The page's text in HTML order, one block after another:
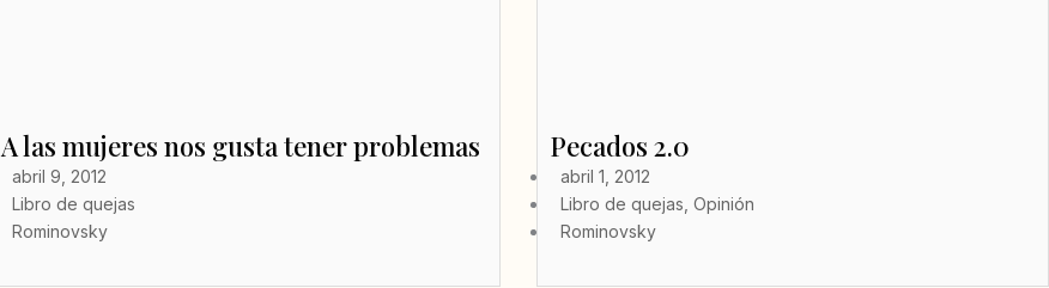
A las mujeres nos gusta tener problemas
abril 9, 2012
Libro de quejas
Rominovsky
Pecados 2.0
abril 1, 2012
Libro de quejas Opinión
Rominovsky